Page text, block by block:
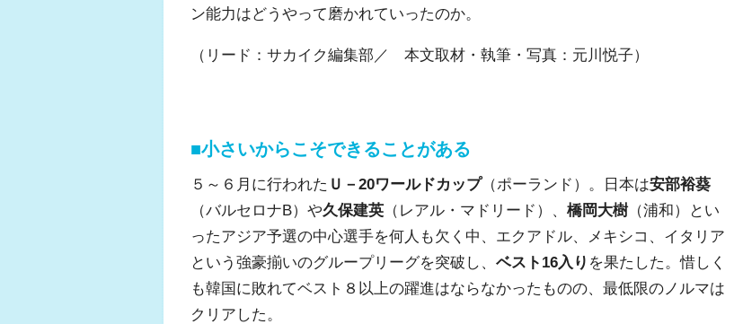
ン能力はどうやって磨かれていったのか。
（リード：サカイク編集部／ 本文取材・執筆・写真：元川悦子）
■小さいからこそできることがある
５～６月に行われた Ｕ－20ワールドカップ（ポーランド）。日本は安部裕葵
（バルセロナB）や久保建英 （レアル・マドリード）、 橋岡大樹（浦和）とい
ったアジア予選の中心選手を何人も欠く中、エクアドル、メキシコ、イタリア
という強豪揃いのグループリーグを突破し、 ベスト16入り を果たした。惜しく
も韓国に敗れてベスト８以上の躍進はならなかったものの、最低限のノルマは
クリアした。
ジュニアレッグリカバリー